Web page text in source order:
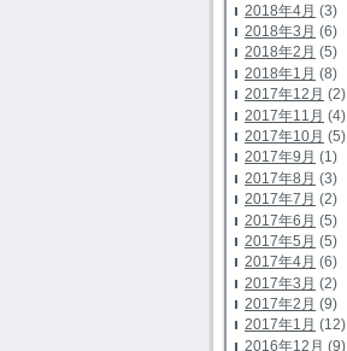
2018年4月 (3)
2018年3月 (6)
2018年2月 (5)
2018年1月 (8)
2017年12月 (2)
2017年11月 (4)
2017年10月 (5)
2017年9月 (1)
2017年8月 (3)
2017年7月 (2)
2017年6月 (5)
2017年5月 (5)
2017年4月 (6)
2017年3月 (2)
2017年2月 (9)
2017年1月 (12)
2016年12月 (9)